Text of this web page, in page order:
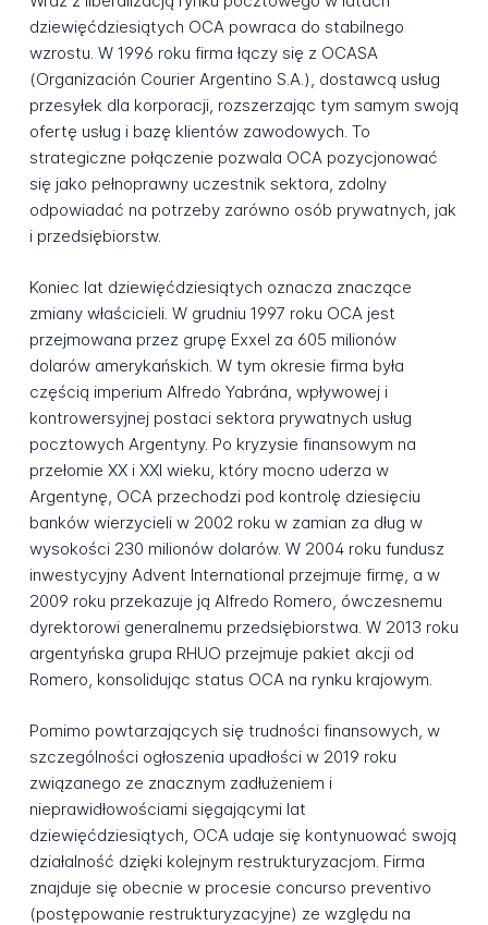
dziewięćdziesiątych OCA powraca do stabilnego
wzrostu. W 1996 roku firma łączy się z OCASA
(Organización Courier Argentino S.A.), dostawcą usług
przesyłek dla korporacji, rozszerzając tym samym swoją
ofertę usług i bazę klientów zawodowych. To
strategiczne połączenie pozwala OCA pozycjonować
się jako pełnoprawny uczestnik sektora, zdolny
odpowiadać na potrzeby zarówno osób prywatnych, jak
i przedsiębiorstw.
Koniec lat dziewięćdziesiątych oznacza znaczące
zmiany właścicieli. W grudniu 1997 roku OCA jest
przejmowana przez grupę Exxel za 605 milionów
dolarów amerykańskich. W tym okresie firma była
częścią imperium Alfredo Yabrána, wpływowej i
kontrowersyjnej postaci sektora prywatnych usług
pocztowych Argentyny. Po kryzysie finansowym na
przełomie XX i XXI wieku, który mocno uderza w
Argentynę, OCA przechodzi pod kontrolę dziesięciu
banków wierzycieli w 2002 roku w zamian za dług w
wysokości 230 milionów dolarów. W 2004 roku fundusz
inwestycyjny Advent International przejmuje firmę, a w
2009 roku przekazuje ją Alfredo Romero, ówczesnemu
dyrektorowi generalnemu przedsiębiorstwa. W 2013 roku
argentyńska grupa RHUO przejmuje pakiet akcji od
Romero, konsolidując status OCA na rynku krajowym.
Pomimo powtarzających się trudności finansowych, w
szczególności ogłoszenia upadłości w 2019 roku
związanego ze znacznym zadłużeniem i
nieprawidłowościami sięgającymi lat
dziewięćdziesiątych, OCA udaje się kontynuować swoją
działalność dzięki kolejnym restrukturyzacjom. Firma
znajduje się obecnie w procesie concurso preventivo
(postępowanie restrukturyzacyjne) ze względu na